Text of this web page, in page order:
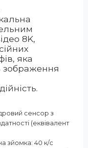
8K,
яка
зображення
сенсор з
(еквівалент
зйомка: 40 к/с